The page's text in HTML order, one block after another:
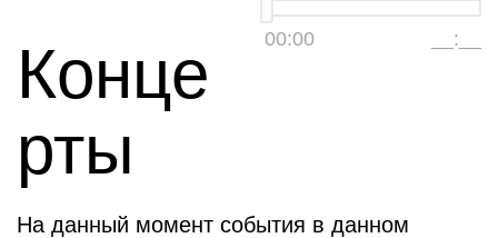
00:00 __:__
Конце
рты
На данный момент события в данном